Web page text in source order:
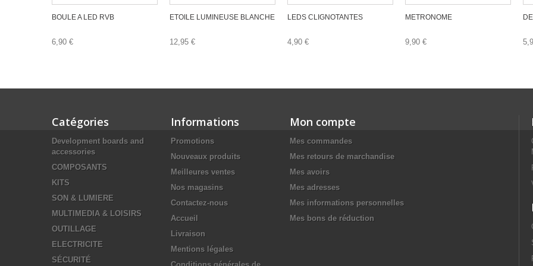
BOULE A LED RVB
6,90 €
ETOILE LUMINEUSE BLANCHE
12,95 €
LEDS CLIGNOTANTES
4,90 €
METRONOME
9,90 €
Catégories
Development boards and
accessories
COMPOSANTS
KITS
SON & LUMIERE
MULTIMEDIA & LOISIRS
OUTILLAGE
ELECTRICITE
SÉCURITÉ
Informations
Promotions
Nouveaux produits
Meilleures ventes
Nos magasins
Contactez-nous
Accueil
Livraison
Mentions légales
Mon compte
Mes commandes
Mes retours de marchandise
Mes avoirs
Mes adresses
Mes informations personnelles
Mes bons de réduction